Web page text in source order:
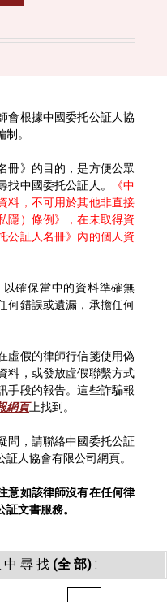
會根據中國委托公証人協
。
冊》的目的，是方便公眾
找中國委托公証人。
《中
料，不可用於其他非直接
隱）條例》，在未取得資
公証人名冊》內的個人資
確保當中的資料準確無
何錯誤或遺漏，承擔任何
虛假的律師行信箋使用偽
料，或發放虛假聯繫方式
手段的報告。這些詐騙報
網頁上找到。
問，請聯絡中國委托公証
人協會有限公司網頁。
意如該律師沒有在任何律
文書服務。
中 尋 找 (全 部):